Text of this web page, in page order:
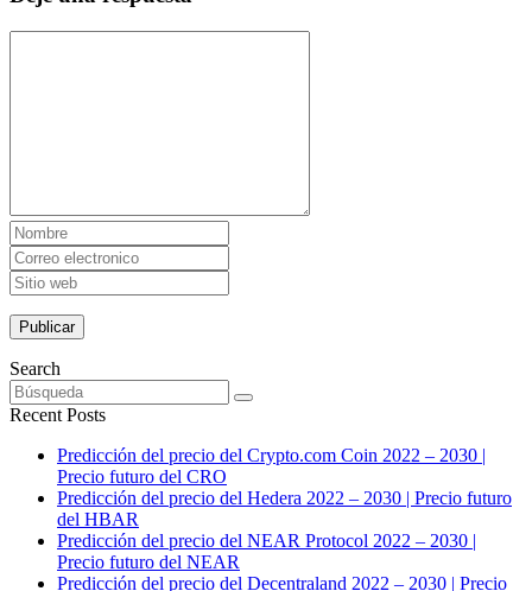
Search
Recent Posts
Predicción del precio del Crypto.com Coin 2022 – 2030 |
Precio futuro del CRO
Predicción del precio del Hedera 2022 – 2030 | Precio futuro
del HBAR
Predicción del precio del NEAR Protocol 2022 – 2030 |
Precio futuro del NEAR
Predicción del precio del Decentraland 2022 – 2030 | Precio